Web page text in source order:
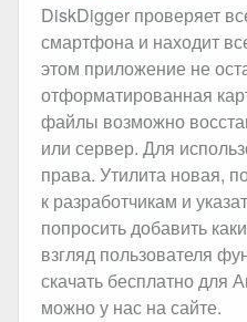
DiskDigger проверяет
смартфона и находит
этом приложение не
отформатированная
файлы возможно
или сервер. Для
права. Утилита новая,
к разработчикам и
попросить добавить
взгляд пользователя
скачать бесплатно для
можно у нас на сайте.